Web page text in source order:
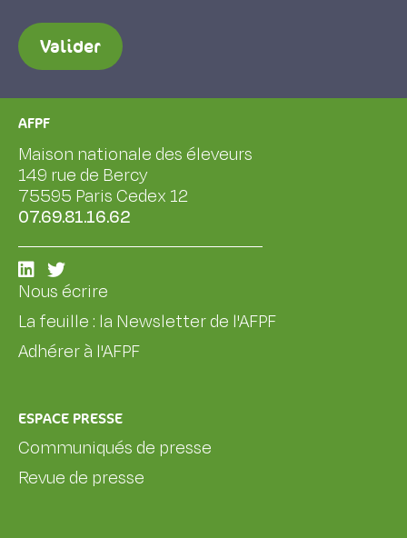
Valider
AFPF
Maison nationale des éleveurs
149 rue de Bercy
75595 Paris Cedex 12
07.69.81.16.62
Nous écrire
La feuille : la Newsletter de l'AFPF
Adhérer à l'AFPF
ESPACE PRESSE
Communiqués de presse
Revue de presse